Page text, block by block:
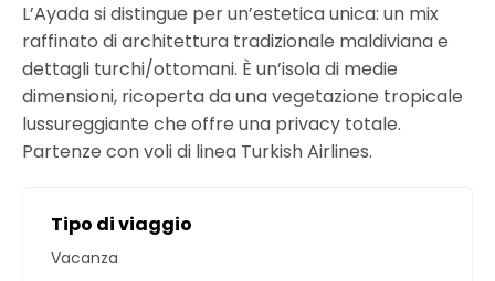
L’Ayada si distingue per un’estetica unica: un mix
raffinato di architettura tradizionale maldiviana e
dettagli turchi/ottomani. È un’isola di medie
dimensioni, ricoperta da una vegetazione tropicale
lussureggiante che offre una privacy totale.
Partenze con voli di linea Turkish Airlines.
Tipo di viaggio
Vacanza